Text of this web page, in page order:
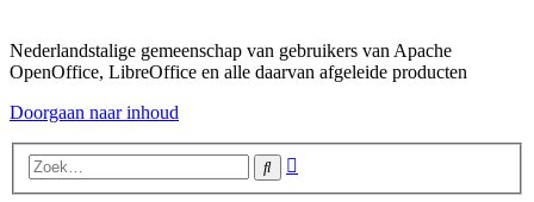
Nederlandstalige gemeenschap van gebruikers van Apache
OpenOffice, LibreOffice en alle daarvan afgeleide producten
Doorgaan naar inhoud
Zoek